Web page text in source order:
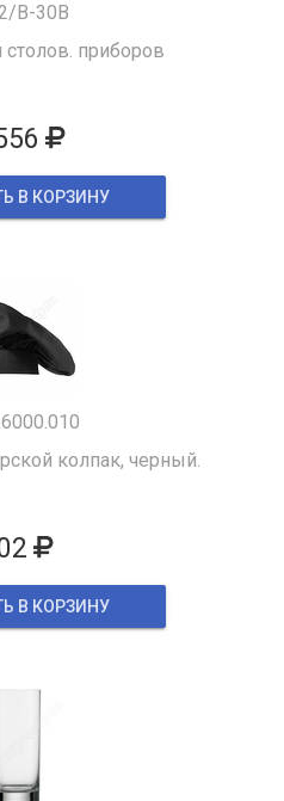
B-30B
столов. приборов
В КОРЗИНУ
колпак, черный.
В КОРЗИНУ